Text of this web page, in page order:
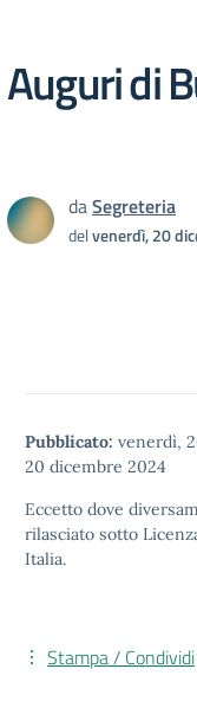
Auguri di
daSegreteria
delvenerdì, 20
Pubblicato: venerdì,
20 dicembre 2024
Eccetto dove
rilasciato sotto
Italia.
Stampa / Condividi